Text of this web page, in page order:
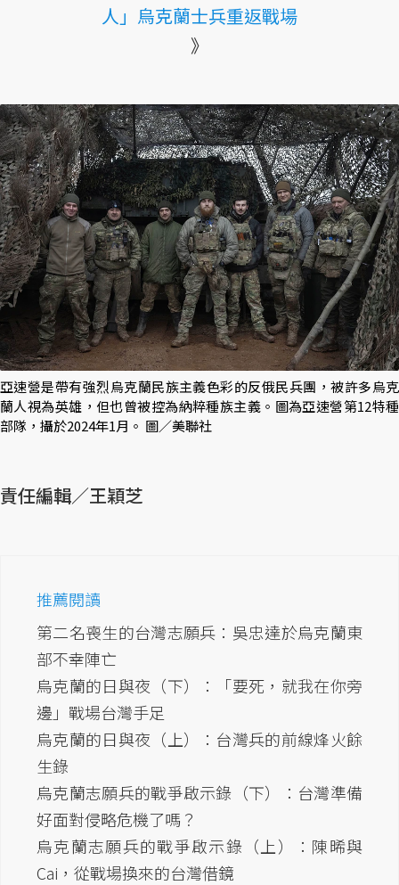
人」烏克蘭士兵重返戰場
》
亞速營是帶有強烈烏克蘭民族主義色彩的反俄民兵團，被許多烏克
蘭人視為英雄，但也曾被控為納粹種族主義。圖為亞速營第12特種
部隊，攝於2024年1月。 圖／美聯社
責任編輯／王穎芝
推薦閱讀
第二名喪生的台灣志願兵：吳忠達於烏克蘭東
部不幸陣亡
烏克蘭的日與夜（下）：「要死，就我在你旁
邊」戰場台灣手足
烏克蘭的日與夜（上）：台灣兵的前線烽火餘
生錄
烏克蘭志願兵的戰爭啟示錄（下）：台灣準備
好面對侵略危機了嗎？
烏克蘭志願兵的戰爭啟示錄（上）：陳晞與
Cai，從戰場換來的台灣借鏡